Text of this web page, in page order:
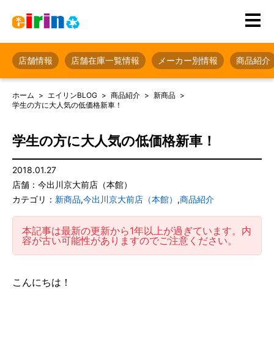
店舗情報 店舗在庫一覧情報 メーカー別情報 商品紹介
ホーム エイリンBLOG 商品紹介
新商品
学生の方に大人気の低価格新車！
学生の方に大人気の低価格新車！
2018.01.27
店舗：今出川京大前店（本館）
カテゴリ： 新商品,今出川京大前店（本館） ,商品紹介
本記事は最新の更新から1年以上が過ぎています。内
容が古い可能性がありますのでご注意ください。
こんにちは！